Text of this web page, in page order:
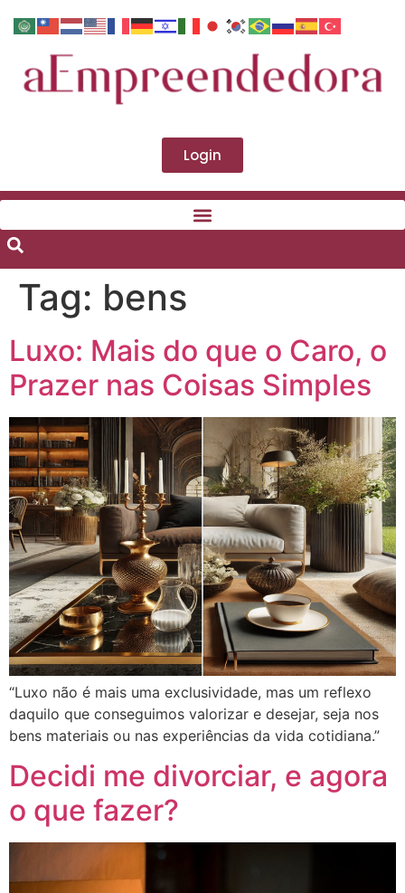
Login
Tag: bens
Luxo: Mais do que o Caro, o
Prazer nas Coisas Simples
“Luxo não é mais uma exclusividade, mas um reflexo
daquilo que conseguimos valorizar e desejar, seja nos
bens materiais ou nas experiências da vida cotidiana.”
Decidi me divorciar, e agora
o que fazer?